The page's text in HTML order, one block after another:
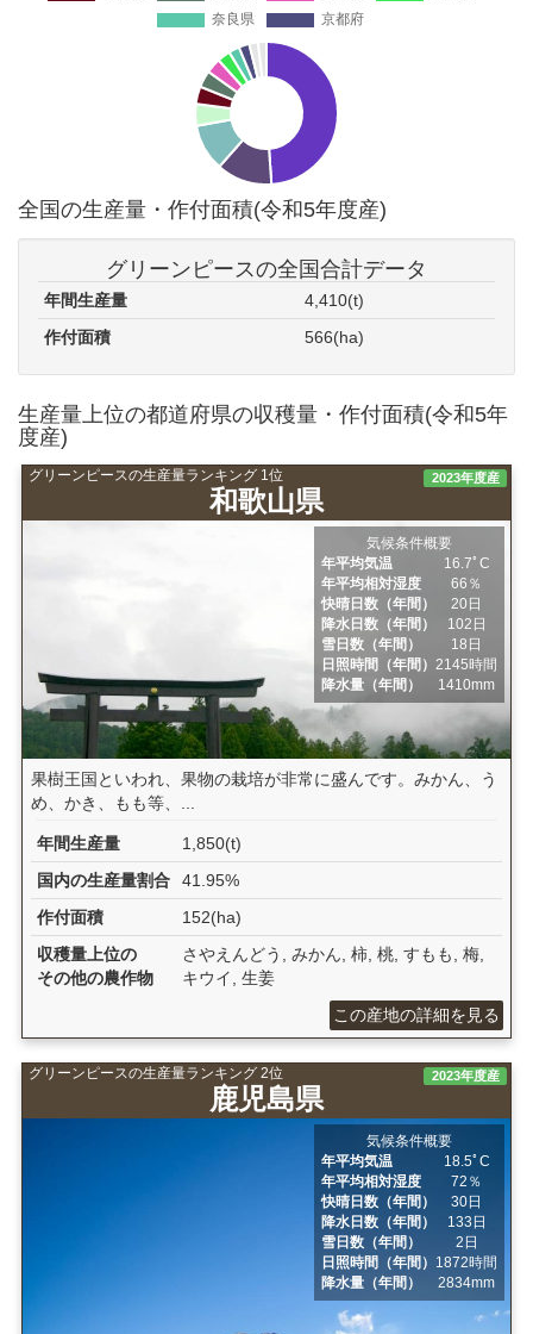
全国の生産量・作付面積(令和5年度産)
グリーンピースの全国合計データ
年間生産量
4,410(t)
作付面積
566(ha)
生産量上位の都道府県の収穫量・作付面積(令和5年
度産)
グリーンピースの生産量ランキング 1位
和歌山県
2023年度産
気候条件概要
年平均気温
16.7ﾟC
年平均相対湿度
66％
快晴日数（年間）
20日
降水日数（年間）
102日
雪日数（年間）
18日
日照時間（年間）2145時間
降水量（年間）
1410mm
果樹王国といわれ、果物の栽培が非常に盛んです。みかん、う
め、かき、もも等、...
年間生産量
1,850(t)
国内の生産量割合
41.95%
作付面積
152(ha)
収穫量上位の
その他の農作物
さやえんどう, みかん, 柿, 桃, すもも, 梅,
キウイ, 生姜
この産地の詳細を見る
グリーンピースの生産量ランキング 2位
鹿児島県
2023年度産
気候条件概要
年平均気温
18.5ﾟC
年平均相対湿度
72％
快晴日数（年間）
30日
降水日数（年間）
133日
雪日数（年間）
2日
日照時間（年間） 1872時間
降水量（年間）
2834mm